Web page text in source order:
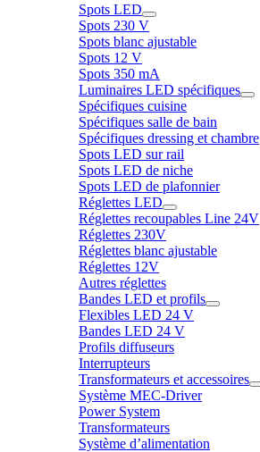
Spots LED
Spots 230 V
Spots blanc ajustable
Spots 12 V
Spots 350 mA
Luminaires LED spécifiques
Spécifiques cuisine
Spécifiques salle de bain
Spécifiques dressing et chambre
Spots LED sur rail
Spots LED de niche
Spots LED de plafonnier
Réglettes LED
Réglettes recoupables Line 24V
Réglettes 230V
Réglettes blanc ajustable
Réglettes 12V
Autres réglettes
Bandes LED et profils
Flexibles LED 24 V
Bandes LED 24 V
Profils diffuseurs
Interrupteurs
Transformateurs et accessoires
Système MEC-Driver
Power System
Transformateurs
Système d’alimentation